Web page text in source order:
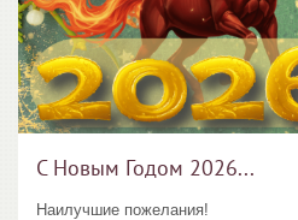
С Новым Годом 2026...
Наилучшие пожелания!